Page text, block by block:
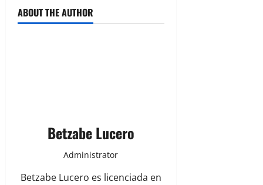
ABOUT THE AUTHOR
Betzabe Lucero
Administrator
Betzabe Lucero es licenciada en